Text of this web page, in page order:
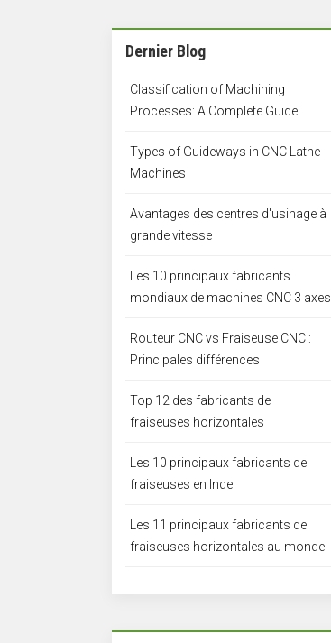
Dernier Blog
Classification of Machining
Processes: A Complete Guide
Types of Guideways in CNC Lathe
Machines
Avantages des centres d'usinage à
grande vitesse
Les 10 principaux fabricants
mondiaux de machines CNC 3 axes
Routeur CNC vs Fraiseuse CNC :
Principales différences
Top 12 des fabricants de
fraiseuses horizontales
Les 10 principaux fabricants de
fraiseuses en Inde
Les 11 principaux fabricants de
fraiseuses horizontales au monde